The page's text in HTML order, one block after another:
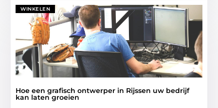
WINKELEN
Hoe een grafisch ontwerper in Rijssen uw bedrijf
kan laten groeien